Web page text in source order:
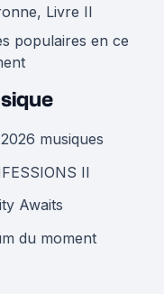
Livre II
populaires en ce
musiques
II
Awaits
du moment